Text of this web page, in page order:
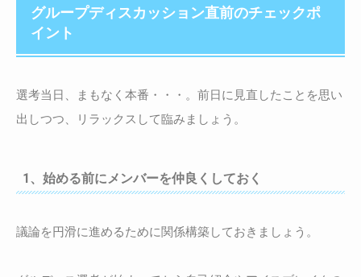
グループディスカッション直前のチェックポ
イント
選考当日、まもなく本番・・・。前日に見直したことを思い
出しつつ、リラックスして臨みましょう。
1、始める前にメンバーを仲良くしておく
議論を円滑に進めるために関係構築しておきましょう。